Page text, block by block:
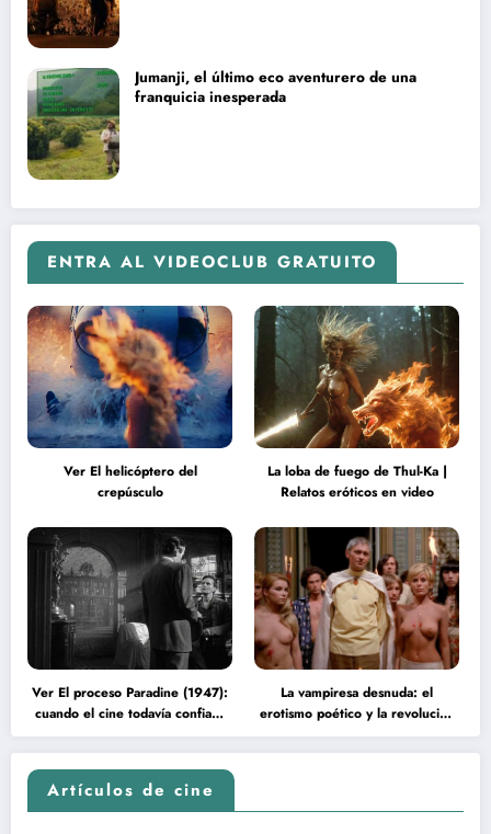
Jumanji, el último eco aventurero de una
franquicia inesperada
ENTRA AL VIDEOCLUB GRATUITO
Ver El helicóptero del
crepúsculo
La loba de fuego de Thul-Ka |
Relatos eróticos en video
Ver El proceso Paradine (1947):
cuando el cine todavía confiaba
en la inteligencia del espectador
La vampiresa desnuda: el
erotismo poético y la revolución
psicodélica de Jean Rollin
Artículos de cine